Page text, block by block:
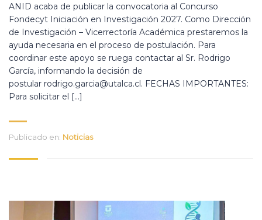
ANID acaba de publicar la convocatoria al Concurso
Fondecyt Iniciación en Investigación 2027. Como Dirección
de Investigación – Vicerrectoría Académica prestaremos la
ayuda necesaria en el proceso de postulación. Para
coordinar este apoyo se ruega contactar al Sr. Rodrigo
García, informando la decisión de
postular rodrigo.garcia@utalca.cl. FECHAS IMPORTANTES:
Para solicitar el […]
Publicado en: Noticias